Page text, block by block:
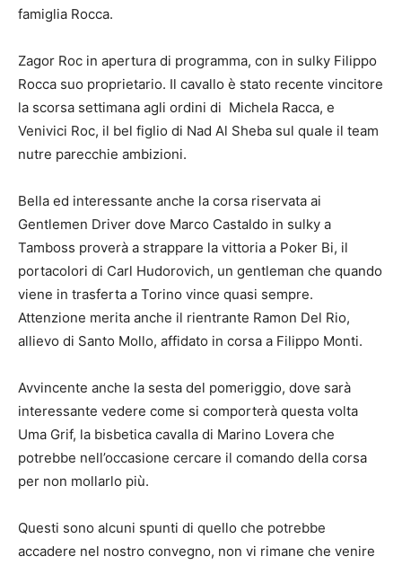
famiglia Rocca.
Zagor Roc in apertura di programma, con in sulky Filippo
Rocca suo proprietario. Il cavallo è stato recente vincitore
la scorsa settimana agli ordini di Michela Racca, e
Venivici Roc, il bel figlio di Nad Al Sheba sul quale il team
nutre parecchie ambizioni.
Bella ed interessante anche la corsa riservata ai
Gentlemen Driver dove Marco Castaldo in sulky a
Tamboss proverà a strappare la vittoria a Poker Bi, il
portacolori di Carl Hudorovich, un gentleman che quando
viene in trasferta a Torino vince quasi sempre.
Attenzione merita anche il rientrante Ramon Del Rio,
allievo di Santo Mollo, affidato in corsa a Filippo Monti.
Avvincente anche la sesta del pomeriggio, dove sarà
interessante vedere come si comporterà questa volta
Uma Grif, la bisbetica cavalla di Marino Lovera che
potrebbe nell’occasione cercare il comando della corsa
per non mollarlo più.
Questi sono alcuni spunti di quello che potrebbe
accadere nel nostro convegno, non vi rimane che venire